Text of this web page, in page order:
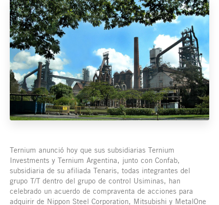
Ternium anunció hoy que sus subsidiarias Ternium
Investments y Ternium Argentina, junto con Confab,
subsidiaria de su afiliada Tenaris, todas integrantes del
grupo T/T dentro del grupo de control Usiminas, han
celebrado un acuerdo de compraventa de acciones para
adquirir de Nippon Steel Corporation, Mitsubishi y MetalOne